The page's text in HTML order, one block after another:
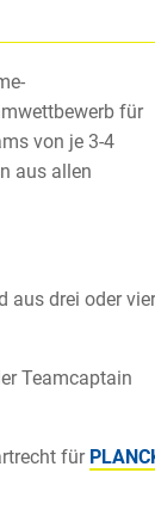
für
von je 3-4
aus allen
aus drei oder vier
Teamcaptain
für